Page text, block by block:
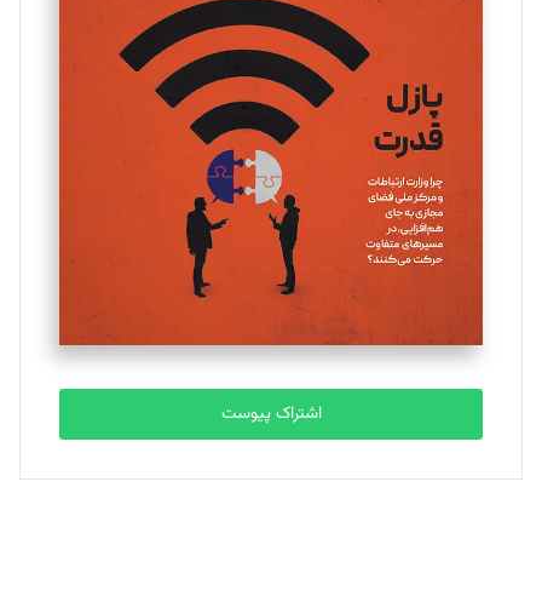
یسنا امان‌پور
تحریریه
ملینا جعفری
تحریریه
مصطفی مسجدی آرانی
تحریریه
بابک نقاش
تحریریه
اشتراک پیوست